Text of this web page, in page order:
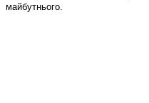
майбутнього.